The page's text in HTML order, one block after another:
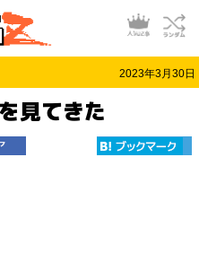
2023年3月30日
見てきた